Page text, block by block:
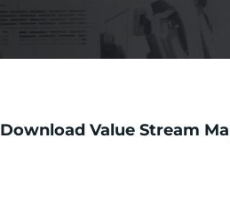
Download Value Stream